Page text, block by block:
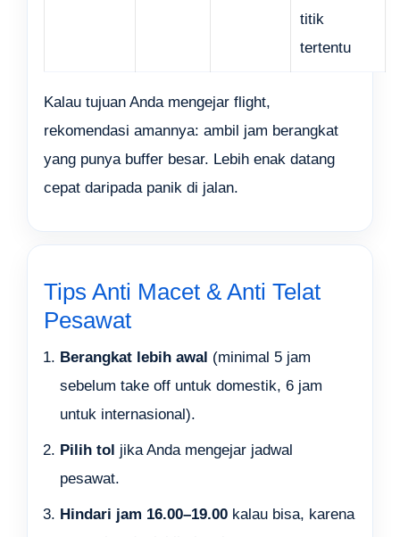
titik
tertentu
Kalau tujuan Anda mengejar flight,
rekomendasi amannya: ambil jam berangkat
yang punya buffer besar. Lebih enak datang
cepat daripada panik di jalan.
Tips Anti Macet & Anti Telat
Pesawat
Berangkat lebih awal (minimal 5 jam
sebelum take off untuk domestik, 6 jam
untuk internasional).
Pilih tol jika Anda mengejar jadwal
pesawat.
Hindari jam 16.00–19.00 kalau bisa, karena